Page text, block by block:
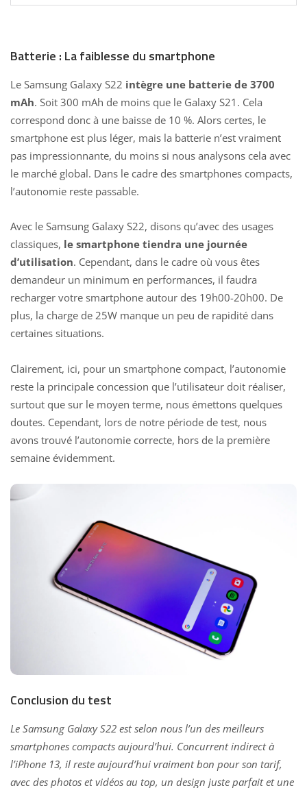
Batterie : La faiblesse du smartphone
Le Samsung Galaxy S22 intègre une batterie de 3700
mAh. Soit 300 mAh de moins que le Galaxy S21. Cela
correspond donc à une baisse de 10 %. Alors certes, le
smartphone est plus léger, mais la batterie n’est vraiment
pas impressionnante, du moins si nous analysons cela avec
le marché global. Dans le cadre des smartphones compacts,
l’autonomie reste passable.
Avec le Samsung Galaxy S22, disons qu’avec des usages
classiques, le smartphone tiendra une journée
d’utilisation. Cependant, dans le cadre où vous êtes
demandeur un minimum en performances, il faudra
recharger votre smartphone autour des 19h00-20h00. De
plus, la charge de 25W manque un peu de rapidité dans
certaines situations.
Clairement, ici, pour un smartphone compact, l’autonomie
reste la principale concession que l’utilisateur doit réaliser,
surtout que sur le moyen terme, nous émettons quelques
doutes. Cependant, lors de notre période de test, nous
avons trouvé l’autonomie correcte, hors de la première
semaine évidemment.
Conclusion du test
Le Samsung Galaxy S22 est selon nous l’un des meilleurs
smartphones compacts aujourd’hui. Concurrent indirect à
l’iPhone 13, il reste aujourd’hui vraiment bon pour son tarif,
avec des photos et vidéos au top, un design juste parfait et une